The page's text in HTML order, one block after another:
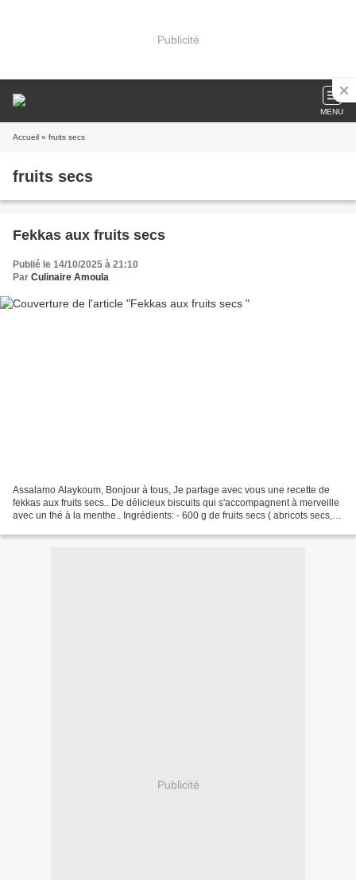
Publicité
MENU
Accueil » fruits secs
fruits secs
Fekkas aux fruits secs
Publié le 14/10/2025 à 21:10
Par Culinaire Amoula
Assalamo Alaykoum, Bonjour à tous, Je partage avec vous une recette de
fekkas aux fruits secs.. De délicieux biscuits qui s'accompagnent à merveille
avec un thé à la menthe.. Ingrédients: - 600 g de fruits secs ( abricots secs,
Publicité